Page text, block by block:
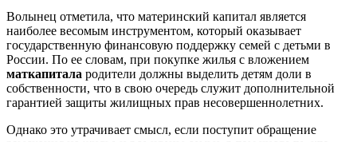
Волынец отметила, что материнский капитал является
наиболее весомым инструментом, который оказывает
государственную финансовую поддержку семей с детьми в
России. По ее словам, при покупке жилья с вложением
маткапитала родители должны выделить детям доли в
собственности, что в свою очередь служит дополнительной
гарантией защиты жилищных прав несовершеннолетних.
Однако это утрачивает смысл, если поступит обращение